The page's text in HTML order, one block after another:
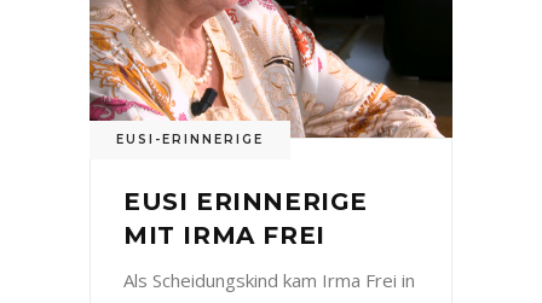
EUSI-ERINNERIGE
EUSI ERINNERIGE
MIT IRMA FREI
Als Scheidungskind kam Irma Frei in